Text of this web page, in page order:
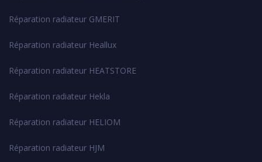
Réparation radiateur GMERIT
Réparation radiateur Heallux
Réparation radiateur HEATSTORE
Réparation radiateur Hekla
Réparation radiateur HELIOM
Réparation radiateur HJM